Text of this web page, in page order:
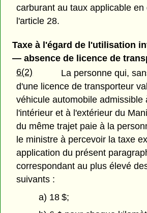
carburant au taux applicable
l'article 28.
Taxe à l'égard de l'utilisation
— absence de licence de
6(2)
La personne qui,
d'une licence de transporteur
véhicule automobile admissible
l'intérieur et à l'extérieur du
du même trajet paie à la
le ministre à percevoir la taxe
application du présent
correspondant au plus élevé
suivants :
a) 18 $;